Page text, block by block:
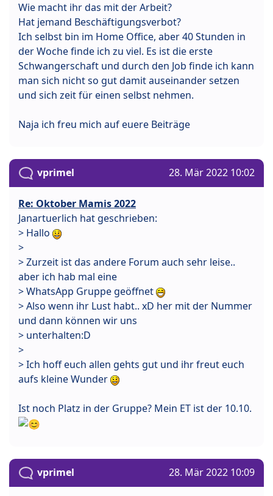
Wie macht ihr das mit der Arbeit?
Hat jemand Beschäftigungsverbot?
Ich selbst bin im Home Office, aber 40 Stunden in
der Woche finde ich zu viel. Es ist die erste
Schwangerschaft und durch den Job finde ich kann
man sich nicht so gut damit auseinander setzen
und sich zeit für einen selbst nehmen.
Naja ich freu mich auf euere Beiträge
vprimel 28. Mär 2022 10:02
Re: Oktober Mamis 2022
Janartuerlich hat geschrieben:
> Hallo
>
> Zurzeit ist das andere Forum auch sehr leise..
aber ich hab mal eine
> WhatsApp Gruppe geöffnet
> Also wenn ihr Lust habt.. xD her mit der Nummer
und dann können wir uns
> unterhalten:D
>
> Ich hoff euch allen gehts gut und ihr freut euch
aufs kleine Wunder
Ist noch Platz in der Gruppe? Mein ET ist der 10.10.
vprimel 28. Mär 2022 10:09